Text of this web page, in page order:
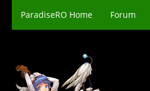
ParadiseRO Home Forum